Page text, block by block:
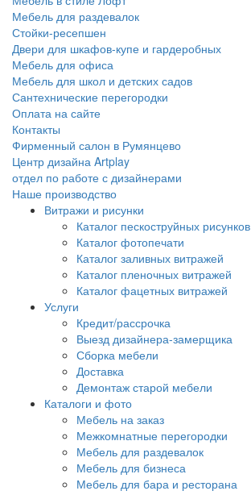
Мебель для раздевалок
Стойки-ресепшен
Двери для шкафов-купе и гардеробных
Мебель для офиса
Мебель для школ и детских садов
Сантехнические перегородки
Оплата на сайте
Контакты
Фирменный салон в Румянцево
Центр дизайна Artplay
отдел по работе с дизайнерами
Наше производство
Витражи и рисунки
Каталог пескоструйных рисунков
Каталог фотопечати
Каталог заливных витражей
Каталог пленочных витражей
Каталог фацетных витражей
Услуги
Кредит/рассрочка
Выезд дизайнера-замерщика
Сборка мебели
Доставка
Демонтаж старой мебели
Каталоги и фото
Мебель на заказ
Межкомнатные перегородки
Мебель для раздевалок
Мебель для бизнеса
Мебель для бара и ресторана